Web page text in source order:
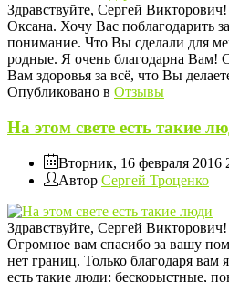
Здравствуйте, Сергей
Оксана. Хочу Вас поблагодарить
понимание. Что Вы сделали для
родные. Я очень благодарна Вам!
Вам здоровья за всё, что Вы
Опубликовано в Отзывы
На этом свете есть такие
Вторник, 16 февраля 2016
Автор Сергей Троценко
Здравствуйте, Сергей
Огромное вам спасибо за вашу
нет границ. Только благодаря вам
есть такие люди: бескорыстные,